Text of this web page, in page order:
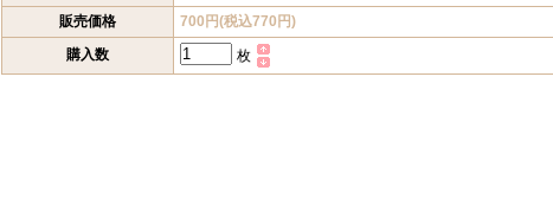
販売価格
700円(税込770円)
購入数
枚